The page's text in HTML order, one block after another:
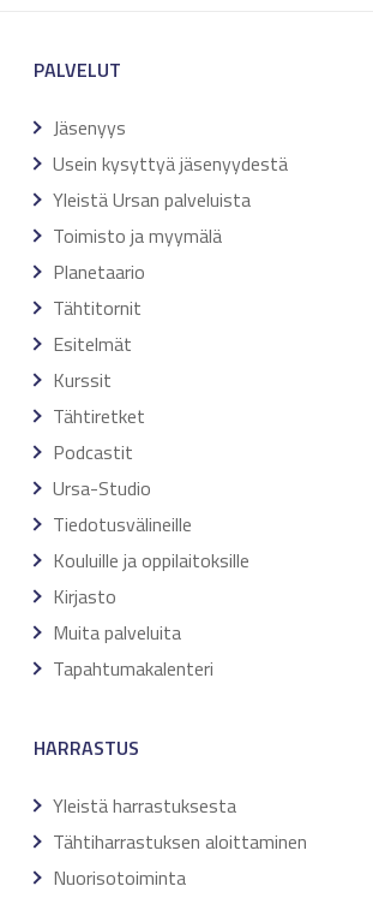
PALVELUT
Jäsenyys
Usein kysyttyä jäsenyydestä
Yleistä Ursan palveluista
Toimisto ja myymälä
Planetaario
Tähtitornit
Esitelmät
Kurssit
Tähtiretket
Podcastit
Ursa-Studio
Tiedotusvälineille
Kouluille ja oppilaitoksille
Kirjasto
Muita palveluita
Tapahtumakalenteri
HARRASTUS
Yleistä harrastuksesta
Tähtiharrastuksen aloittaminen
Nuorisotoiminta